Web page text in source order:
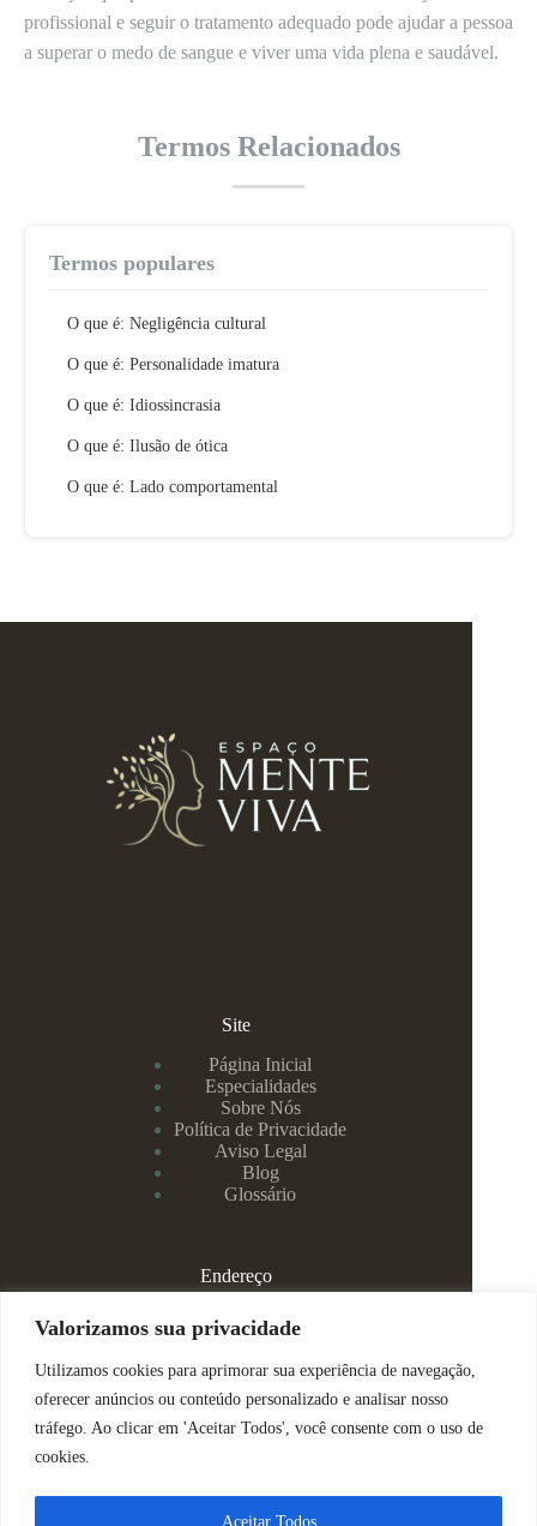
Valorizamos sua privacidade
Utilizamos cookies para aprimorar sua experiência de navegação,
oferecer anúncios ou conteúdo personalizado e analisar nosso
tráfego. Ao clicar em 'Aceitar Todos', você consente com o uso de
cookies.
Aceitar Todos
profissional e seguir o tratamento adequado pode ajudar a pessoa
a superar o medo de sangue e viver uma vida plena e saudável.
Termos Relacionados
Termos populares
O que é: Negligência cultural
O que é: Personalidade imatura
O que é: Idiossincrasia
O que é: Ilusão de ótica
O que é: Lado comportamental
Site
Página Inicial
Especialidades
Sobre Nós
Política de Privacidade
Aviso Legal
Blog
Glossário
Endereço
Rua Rei Alberto, 108 / 705 - Centro - Juiz de Fora/MG
(32) 99829-3800 - Dra Eduarda